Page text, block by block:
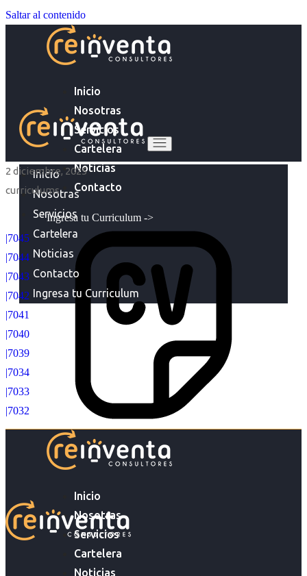
Saltar al contenido
Inicio
Nosotras
Servicios
Cartelera
Noticias
Contacto
Ingresa tu Curriculum ->
Inicio
Nosotras
Servicios
Cartelera
Noticias
Inicio
Nosotras
Servicios
Cartelera
Noticias
Contacto
Ingresa tu Curriculum
2 diciembre, 2025
curriculums
|7045
|7044
|7043
|7042
|7041
|7040
|7039
|7034
|7033
|7032